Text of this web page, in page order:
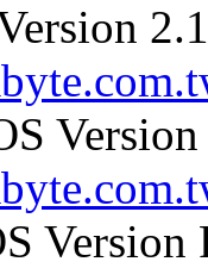
Version